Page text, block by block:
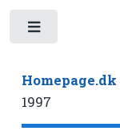
Homepage.dk
1997